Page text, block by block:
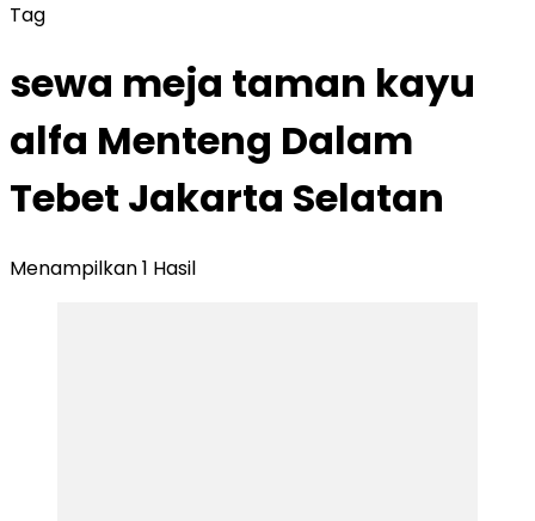
Tag
sewa meja taman kayu
alfa Menteng Dalam
Tebet Jakarta Selatan
Menampilkan 1 Hasil